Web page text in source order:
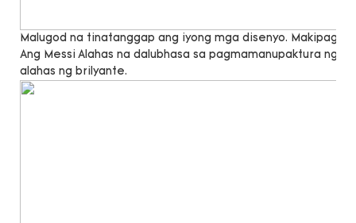
Malugod na tinatanggap ang iyong mga disenyo. Makipag -
Ang Messi Alahas na dalubhasa sa pagmamanupaktura ng
alahas ng brilyante.